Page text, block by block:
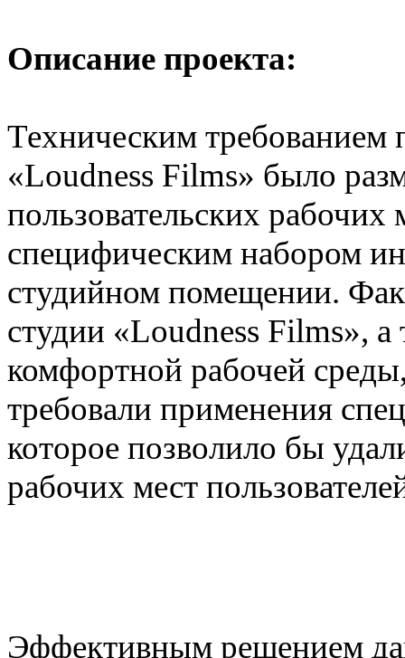
Описание проекта:
Техническим требованием
«Loudness Films» было
пользовательских
специфическим набором
студийном помещении.
студии «Loudness Films», а
комфортной рабочей
требовали применения
которое позволило бы
рабочих мест
Эффективным решением